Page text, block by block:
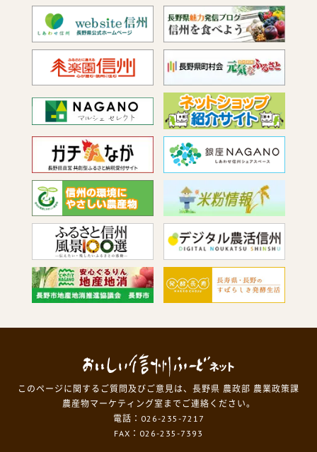
このページに関するご質問及びご意見は、長野県 農政部 農業政策課
農産物マーケティング室までご連絡ください。
電話：026-235-7217
FAX：026-235-7393